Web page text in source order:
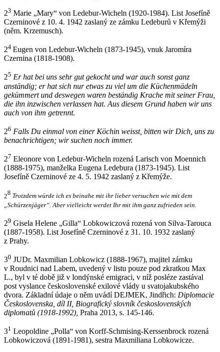
23 Marie „Mary“ von Ledebur-Wicheln (1920-1984). List Josefíně
Czerninové z 10. 4. 1942 zaslaný ze zámku Ledeburů v Křemýži
(něm. Krzemusch).
24 Eugen von Ledebur-Wicheln (1873-1945), vnuk Jaromíra
Czernina (1818-1908).
25 Er hat bei uns sehr gut gekocht und war auch sonst ganz
anständig; er hat sich nur etwas zu viel um die Küchenmädeln
gekümmert und deswegen waren beständig Krache mit seiner Frau,
die ihn inzwischen verlassen hat. Aus diesem Grund haben wir uns
auch von ihm getrennt.
26 Falls Du einmal von einer Köchin weisst, bitten wir Dich, uns zu
benachrichtigen; wir suchen noch immer.
27 Eleonore von Ledebur-Wicheln rozená Larisch von Moennich
(1888-1975), manželka Eugena Ledebura (1873-1945). List
Josefíně Czerninové ze 4. 5. 1942 zaslaný z Křemýže.
28 Trotzdem würde ich es beinahe mit ihr lieber versuchen wie mit dem
„Schürzenjäger“. Aber vielleicht werdet Ihr mit ihm ganz zufrieden sein.
29 Gisela Helene „Gilla“ Lobkowiczová rozená von Silva-Tarouca
(1887-1958). List Josefíně Czerninové z 31. 10. 1932 zaslaný
z Prahy.
30 JUDr. Maxmilian Lobkowicz (1888-1967), majitel zámku
v Roudnici nad Labem, uvedený v listu pouze pod zkratkou Max
L., byl v té době již v londýnské emigraci, v níž posléze zastával
post vyslance československé exilové vlády u svatojakubského
dvora. Základní údaje o něm uvádí DEJMEK, Jindřich: Diplomacie
Československa, díl II, Biografický slovník československých
diplomatů (1918-1992), Praha 2013, s. 145-146.
31 Leopoldine „Polla“ von Korff-Schmising-Kerssenbrock rozená
Lobkowiczová (1891-1981), sestra Maxmiliana Lobkowicze.